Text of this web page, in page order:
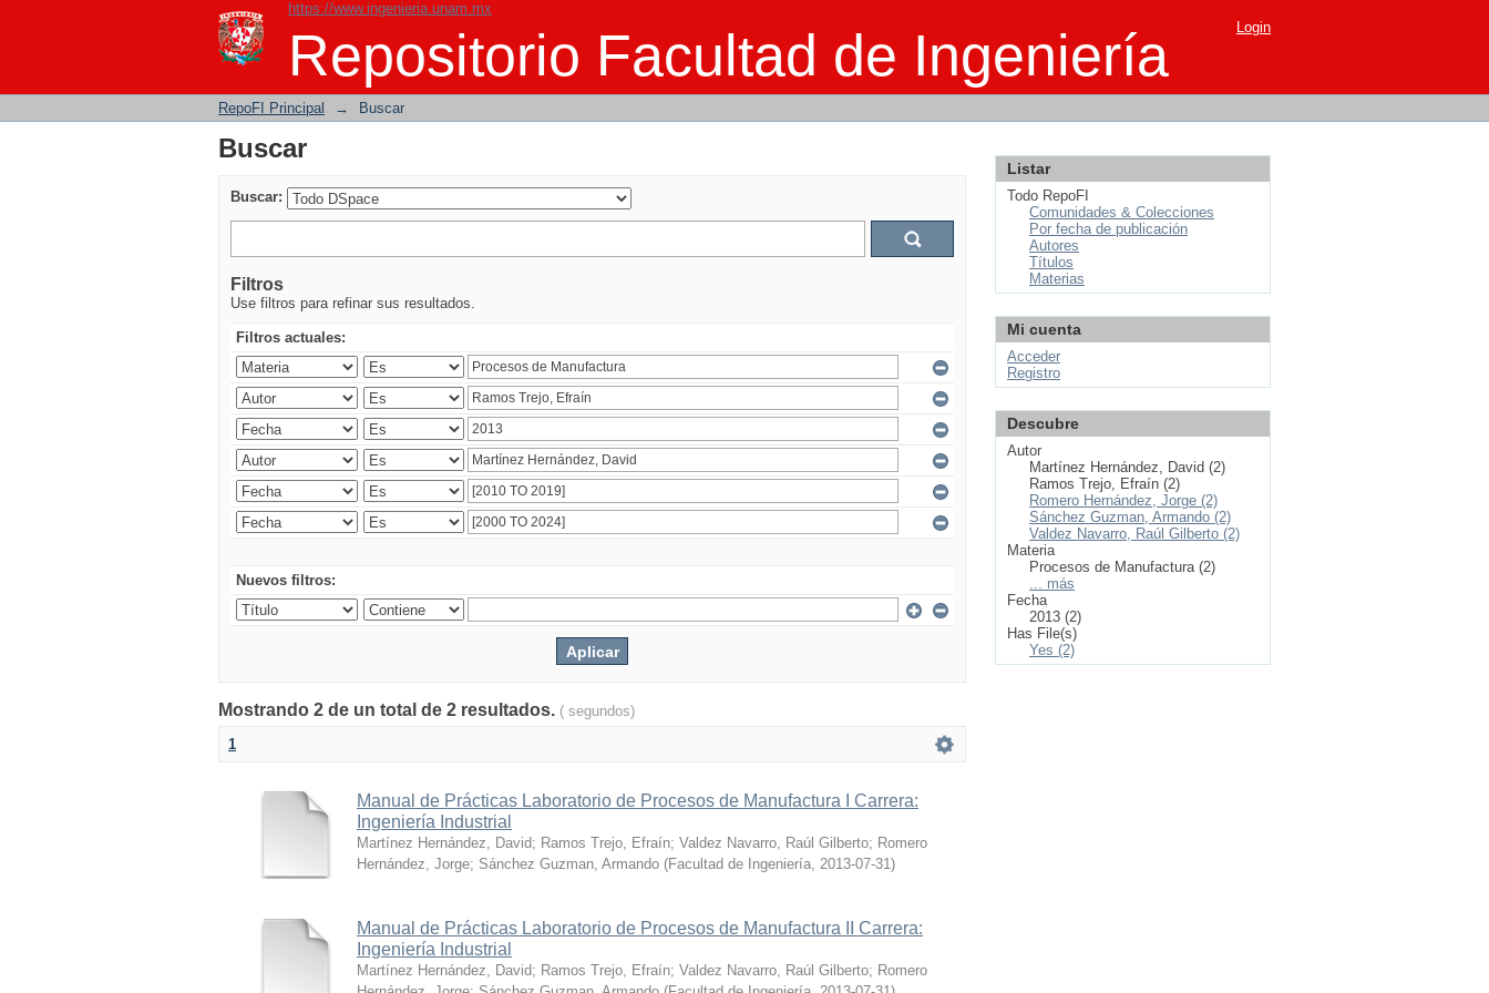
https://www.ingenieria.unam.mx
Repositorio Facultad de Ingeniería
Buscar Login
RepoFI Principal → Buscar
Buscar
Buscar:
Filtros
Use filtros para refinar sus resultados.
Filtros actuales:
Nuevos filtros:
Mostrando 2 de un total de 2 resultados. ( segundos)
1
Manual de Prácticas Laboratorio de Procesos de Manufactura I Carrera:
Ingeniería Industrial
Martínez Hernández, David; Ramos Trejo, Efraín; Valdez Navarro, Raúl Gilberto; Romero
Hernández, Jorge; Sánchez Guzman, Armando (Facultad de Ingeniería, 2013-07-31)
Manual de Prácticas Laboratorio de Procesos de Manufactura II Carrera:
Ingeniería Industrial
Martínez Hernández, David; Ramos Trejo, Efraín; Valdez Navarro, Raúl Gilberto; Romero
Listar
Todo RepoFI
Comunidades & Colecciones
Por fecha de publicación
Autores
Títulos
Materias
Mi cuenta
Acceder
Registro
Descubre
Autor
Martínez Hernández, David (2)
Ramos Trejo, Efraín (2)
Romero Hernández, Jorge (2)
Sánchez Guzman, Armando (2)
Valdez Navarro, Raúl Gilberto (2)
Materia
Procesos de Manufactura (2)
... más
Fecha
2013 (2)
Has File(s)
Yes (2)